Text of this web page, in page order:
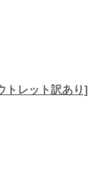
トレット訳あり]